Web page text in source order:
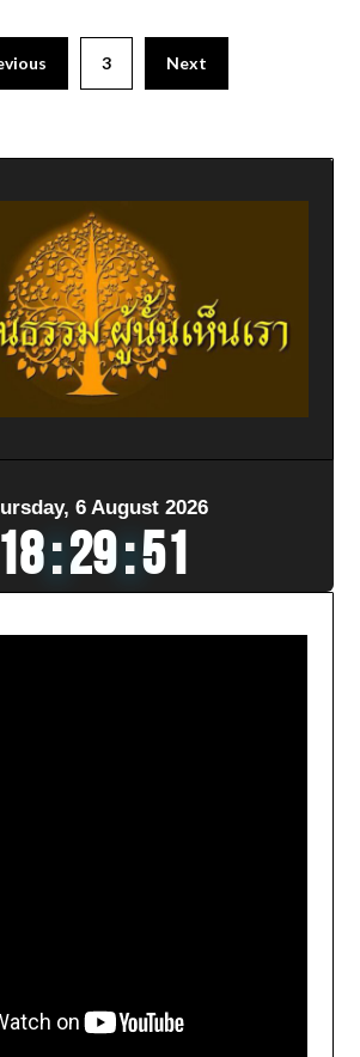
3 Next
6 August 2026
18:29:53